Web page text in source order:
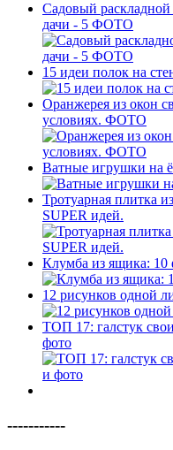
Садовый раскладной
дачи - 5 ФОТО
15 идеи полок на
Оранжерея из окон
условиях. ФОТО
Ватные игрушки на
Тротуарная плитка
SUPER идей.
Клумба из ящика: 10
12 рисунков одной
ТОП 17: галстук
фото
-----------